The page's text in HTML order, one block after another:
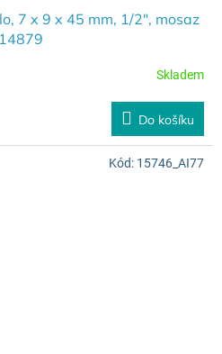
7 x 9 x 45 mm, 1/2", mosaz
14879
Skladem
Do košíku
Kód: 15746_AI77